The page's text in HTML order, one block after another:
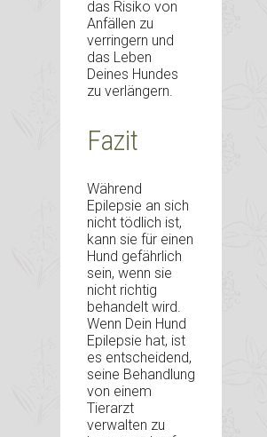
das Risiko von
Anfällen zu
verringern und
das Leben
Deines Hundes
zu verlängern.
Fazit
Während
Epilepsie an sich
nicht tödlich ist,
kann sie für einen
Hund gefährlich
sein, wenn sie
nicht richtig
behandelt wird.
Wenn Dein Hund
Epilepsie hat, ist
es entscheidend,
seine Behandlung
von einem
Tierarzt
verwalten zu